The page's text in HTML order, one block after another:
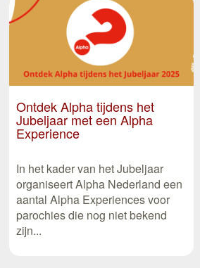
Ontdek Alpha tijdens het
Jubeljaar met een Alpha
Experience
In het kader van het Jubeljaar
organiseert Alpha Nederland een
aantal Alpha Experiences voor
parochies die nog niet bekend
zijn...